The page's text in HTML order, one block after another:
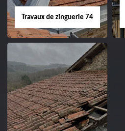
Travaux de zinguerie 74